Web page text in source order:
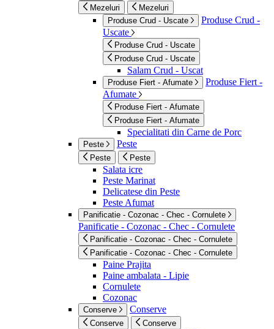
Mezeluri
Mezeluri
Produse Crud - Uscate
Produse Crud -
Uscate
Produse Crud - Uscate
Produse Crud - Uscate
Salam Crud - Uscat
Produse Fiert - Afumate
Produse Fiert -
Afumate
Produse Fiert - Afumate
Produse Fiert - Afumate
Specialitati din Carne de Porc
Peste Peste
Peste Peste
Salata icre
Peste Marinat
Delicatese din Peste
Peste Afumat
Panificatie - Cozonac - Chec - Cornulete
Panificatie - Cozonac - Chec - Cornulete
Panificatie - Cozonac - Chec - Cornulete
Panificatie - Cozonac - Chec - Cornulete
Paine Prajita
Paine ambalata - Lipie
Cornulete
Cozonac
Conserve Conserve
Conserve Conserve